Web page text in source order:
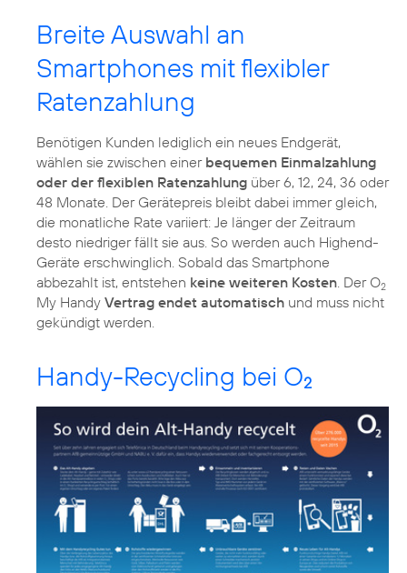
Breite Auswahl an
Smartphones mit flexibler
Ratenzahlung
Benötigen Kunden lediglich ein neues Endgerät,
wählen sie zwischen einer bequemen Einmalzahlung
oder der flexiblen Ratenzahlung über 6, 12, 24, 36 oder
48 Monate. Der Gerätepreis bleibt dabei immer gleich,
die monatliche Rate variiert: Je länger der Zeitraum
desto niedriger fällt sie aus. So werden auch Highend-
Geräte erschwinglich. Sobald das Smartphone
abbezahlt ist, entstehen keine weiteren Kosten. Der O2
My Handy Vertrag endet automatisch und muss nicht
gekündigt werden.
Handy-Recycling bei O2